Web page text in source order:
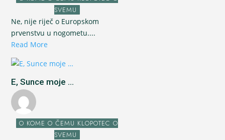
SVEMU
Ne, nije riječ o Europskom
prvenstvu u nogometu....
Read More
E, Sunce moje ...
O KOME O ČEMU KLOPOTEC O
SVEMU